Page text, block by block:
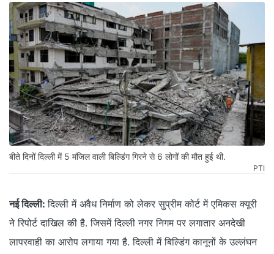
बीते दिनों दिल्ली में 5 मंजिल वाली बिल्डिंग गिरने से 6 लोगों की मौत हुई थी.
PTI
नई दिल्ली: दिल्ली में अवैध निर्माण को लेकर सुप्रीम कोर्ट में एमिकस क्यूरी
ने रिपोर्ट दाखिल की है. जिसमें दिल्ली नगर निगम पर लगातार अनदेखी
लापरवाही का आरोप लगाया गया है. दिल्ली में बिल्डिंग कानूनों के उल्लंघन